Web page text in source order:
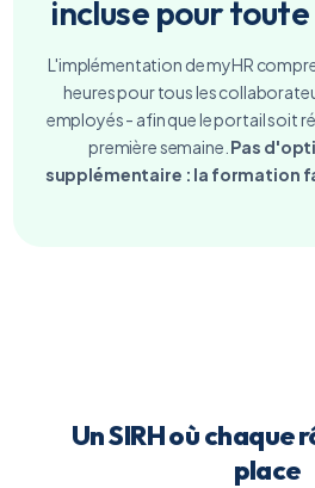
incluse pour
L'implémentation de myHR
heures pour tous les
employés - afin que le portail soit
première semaine. Pas
supplémentaire : la formation
Un SIRH où chaque
place